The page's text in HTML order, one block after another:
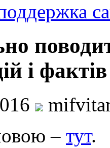
і фактів
– тут.